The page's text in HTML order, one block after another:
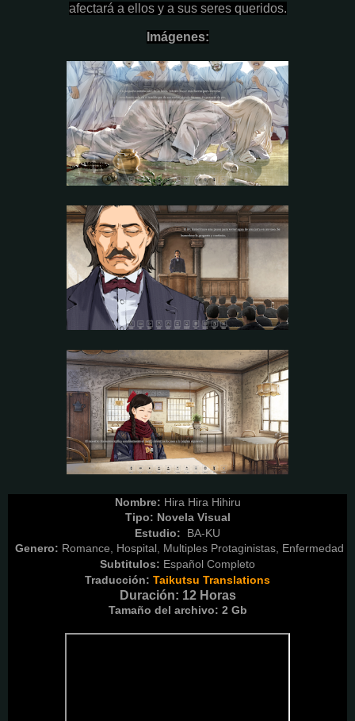
afectará a ellos y a sus seres queridos.
Imágenes:
Nombre: Hira Hira Hihiru
Tipo: Novela Visual
Estudio:
BA-KU
Genero: Romance, Hospital, Multiples Protaginistas, Enfermedad
Subtitulos: Español Completo
Traducción: Taikutsu Translations
Duración: 12 Horas
Tamaño del archivo: 2 Gb